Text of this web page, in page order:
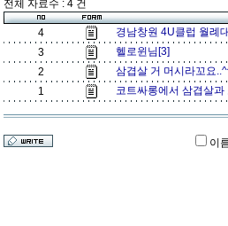
전체 자료수 : 4 건
4 경남창원 4U클럽 월례
3
헬로윈님[3]
2
삼겹살 거 머시라꼬요
1
코트싸롱에서 삼겹살
이